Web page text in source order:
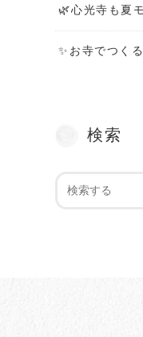
🌿心光寺も夏
✨お寺でつく
検索